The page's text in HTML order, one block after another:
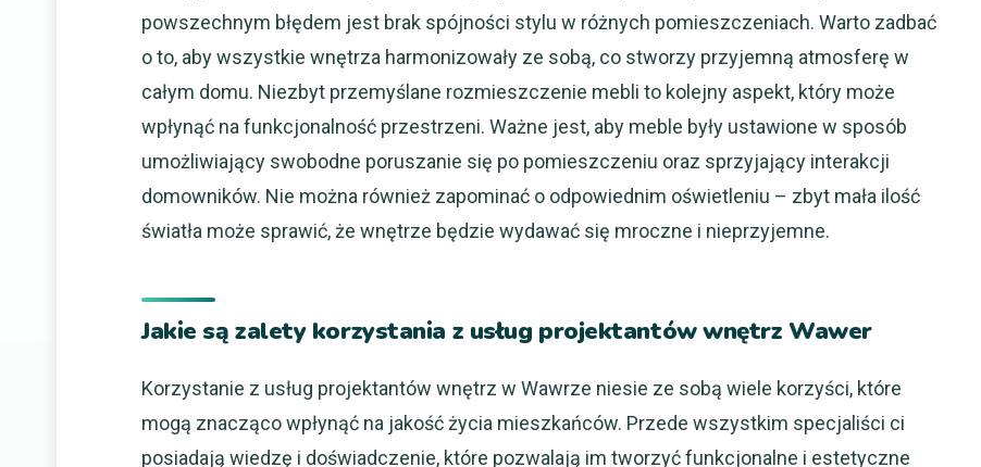
powszechnym błędem jest brak spójności stylu w różnych pomieszczeniach. Warto zadbać
o to, aby wszystkie wnętrza harmonizowały ze sobą, co stworzy przyjemną atmosferę w
całym domu. Niezbyt przemyślane rozmieszczenie mebli to kolejny aspekt, który może
wpłynąć na funkcjonalność przestrzeni. Ważne jest, aby meble były ustawione w sposób
umożliwiający swobodne poruszanie się po pomieszczeniu oraz sprzyjający interakcji
domowników. Nie można również zapominać o odpowiednim oświetleniu – zbyt mała ilość
światła może sprawić, że wnętrze będzie wydawać się mroczne i nieprzyjemne.
Jakie są zalety korzystania z usług projektantów wnętrz Wawer
Korzystanie z usług projektantów wnętrz w Wawrze niesie ze sobą wiele korzyści, które
mogą znacząco wpłynąć na jakość życia mieszkańców. Przede wszystkim specjaliści ci
posiadają wiedzę i doświadczenie, które pozwalają im tworzyć funkcjonalne i estetyczne